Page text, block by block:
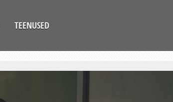
TEENUSED